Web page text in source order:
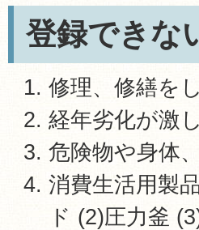
登録できな
修理、修繕を
経年劣化が激
危険物や身体
消費生活用製
ド (2)圧力釜